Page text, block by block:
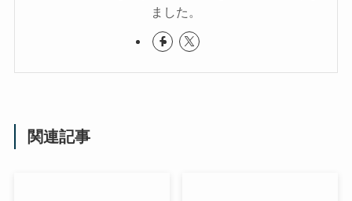
ました。
関連記事